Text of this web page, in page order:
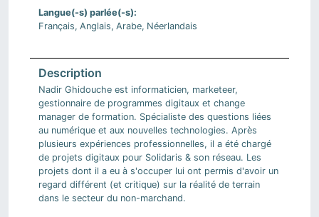
Langue(-s) parlée(-s)
Français Anglais Arabe Néerlandais
Nadir Ghidouche est informaticien, marketeer,
gestionnaire de programmes digitaux et change
manager de formation. Spécialiste des questions liées
au numérique et aux nouvelles technologies. Après
plusieurs expériences professionnelles, il a été chargé
de projets digitaux pour Solidaris & son réseau. Les
projets dont il a eu à s'occuper lui ont permis d'avoir un
regard différent (et critique) sur la réalité de terrain
dans le secteur du non-marchand.